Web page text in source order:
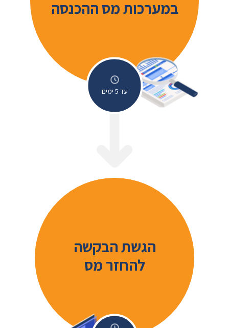
במערכות מס ההכנסה
עד 5 ימים
הגשת הבקשה
להחזר מס